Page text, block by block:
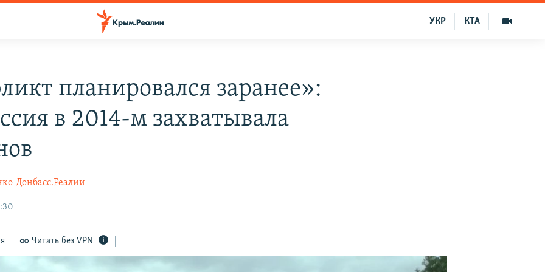
КТА
УКР
планировался заранее»:
в 2014-м захватывала
Донбасс.Реалии
Читать без VPN